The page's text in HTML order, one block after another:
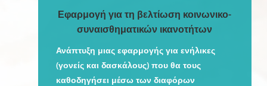
Εφαρμογή για τη βελτίωση κοινωνικο-
συναισθηματικών ικανοτήτων
Ανάπτυξη μιας εφαρμογής για ενήλικες
(γονείς και δασκάλους) που θα τους
καθοδηγήσει μέσω των διαφόρων